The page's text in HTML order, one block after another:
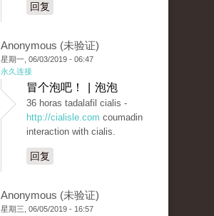
回复
Anonymous (未验证)
星期一, 06/03/2019 - 06:47
永久连接
冒个泡吧！ | 泡泡
36 horas tadalafil cialis -
http://cialisle.com coumadin
interaction with cialis.
回复
Anonymous (未验证)
星期三, 06/05/2019 - 16:57